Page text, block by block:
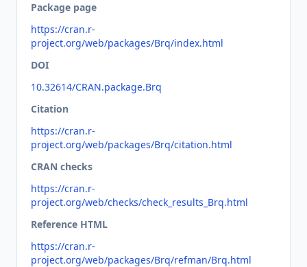
Package page
https://cran.r-
project.org/web/packages/Brq/index.html
DOI
10.32614/CRAN.package.Brq
Citation
https://cran.r-
project.org/web/packages/Brq/citation.html
CRAN checks
https://cran.r-
project.org/web/checks/check_results_Brq.html
Reference HTML
https://cran.r-
project.org/web/packages/Brq/refman/Brq.html